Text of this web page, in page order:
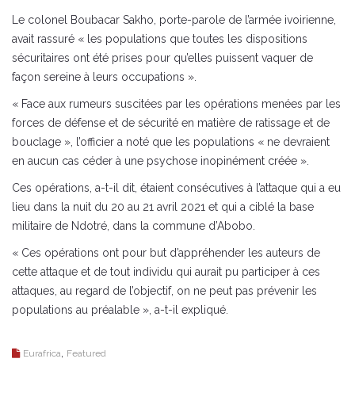
Le colonel Boubacar Sakho, porte-parole de l’armée ivoirienne,
avait rassuré « les populations que toutes les dispositions
sécuritaires ont été prises pour qu’elles puissent vaquer de
façon sereine à leurs occupations ».
« Face aux rumeurs suscitées par les opérations menées par les
forces de défense et de sécurité en matière de ratissage et de
bouclage », l’officier a noté que les populations « ne devraient
en aucun cas céder à une psychose inopinément créée ».
Ces opérations, a-t-il dit, étaient consécutives à l’attaque qui a eu
lieu dans la nuit du 20 au 21 avril 2021 et qui a ciblé la base
militaire de Ndotré, dans la commune d’Abobo.
« Ces opérations ont pour but d’appréhender les auteurs de
cette attaque et de tout individu qui aurait pu participer à ces
attaques, au regard de l’objectif, on ne peut pas prévenir les
populations au préalable », a-t-il expliqué.
Eurafrica Featured